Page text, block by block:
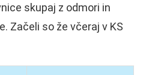
skupaj z odmori in
Začeli so že včeraj v KS